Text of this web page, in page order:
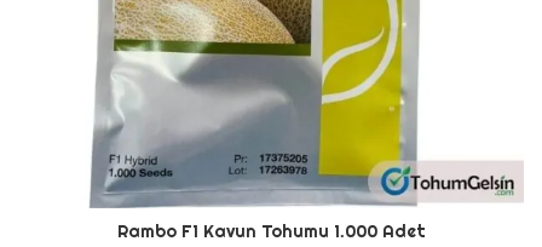
Rambo F1 Kavun Tohumu 1.000 Adet